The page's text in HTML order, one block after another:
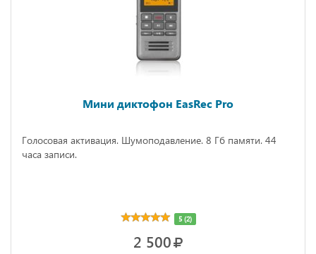
Мини диктофон EasRec Pro
Голосовая активация. Шумоподавление. 8 Гб памяти. 44
часа записи.
5 (2)
2 500